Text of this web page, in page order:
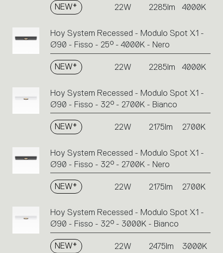
NEW* 22W 2285lm 4000K
Hoy System Recessed - Modulo Spot X1 -
Ø90 - Fisso - 25° - 4000K - Nero
NEW* 22W 2285lm 4000K
Hoy System Recessed - Modulo Spot X1 -
Ø90 - Fisso - 32° - 2700K - Bianco
NEW* 22W 2175lm 2700K
Hoy System Recessed - Modulo Spot X1 -
Ø90 - Fisso - 32° - 2700K - Nero
NEW* 22W 2175lm 2700K
Hoy System Recessed - Modulo Spot X1 -
Ø90 - Fisso - 32° - 3000K - Bianco
NEW* 22W 2475lm 3000K